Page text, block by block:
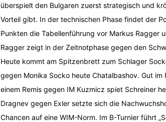
überspielt den Bulgaren zuerst strategisch und
Vorteil gibt. In der technischen Phase findet der
Punkten die Tabellenführung vor Markus Ragger
Ragger zeigt in der Zeitnotphase gegen den
Heute kommt am Spitzenbrett zum Schlager
gegen Monika Socko heute Chatalbashov. Gut
einem Remis gegen IM Kuzmicz spiet Schreiner
Dragnev gegen Exler setzte sich die
Chancen auf eine WIM-Norm. Im B-Turnier führt